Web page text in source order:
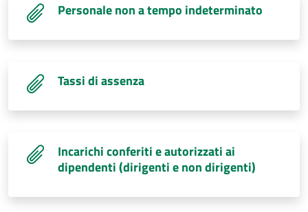
Personale non a tempo indeterminato
Tassi di assenza
Incarichi conferiti e autorizzati ai
dipendenti (dirigenti e non dirigenti)